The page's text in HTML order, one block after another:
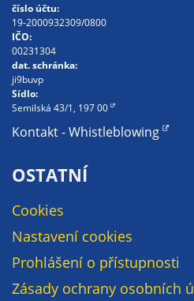
číslo účtu:
19-2000932309/0800
IČO:
00231304
dat. schránka:
ji9buvp
Sídlo:
Semilská 43/1, 197 00
Kontakt - Whistleblowing
OSTATNÍ
Cookies
Nastavení cookies
Prohlášení o přístupnosti
Zásady ochrany osobních